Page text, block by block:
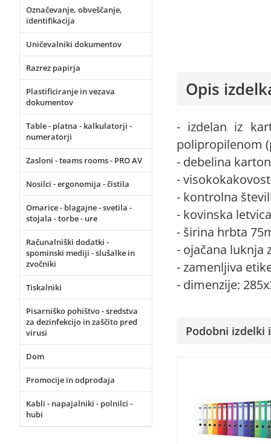
Označevanje, obveščanje,
identifikacija
Uničevalniki dokumentov
Razrez papirja
Plastificiranje in vezava
dokumentov
Table - platna - kalkulatorji -
numeratorji
Zasloni - teams rooms - PRO AV
Nosilci - ergonomija - čistila
Omarice - blagajne - svetila -
stojala - torbe - ure
Računalniški dodatki -
spominski mediji - slušalke in
zvočniki
Tiskalniki
Pisarniško pohištvo - sredstva
za dezinfekcijo in zaščito pred
virusi
Dom
Promocije in odprodaja
Kabli - napajalniki - polnilci -
hubi
Opis
- izdelan iz
polipropilenom
- debelina
-
- kontrolna
- kovinska
- širina hrbta
- ojačana luknja
- zamenljiva
- dimenzije:
Podobni izdelki